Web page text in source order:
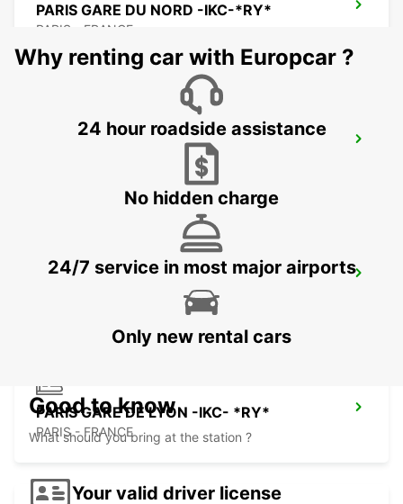
PARIS GARE DU NORD -IKC-*RY*
PARIS - FRANCE
PARIS GARE ST LAZARE -IKC-
LOGNES
PARIS GARE DE LYON -IKC- *RY*
PARIS - FRANCE
Why renting car with Europcar ?
24 hour roadside assistance
No hidden charge
24/7 service in most major airports
Only new rental cars
Good to know
What should you bring at the station ?
Your valid driver license